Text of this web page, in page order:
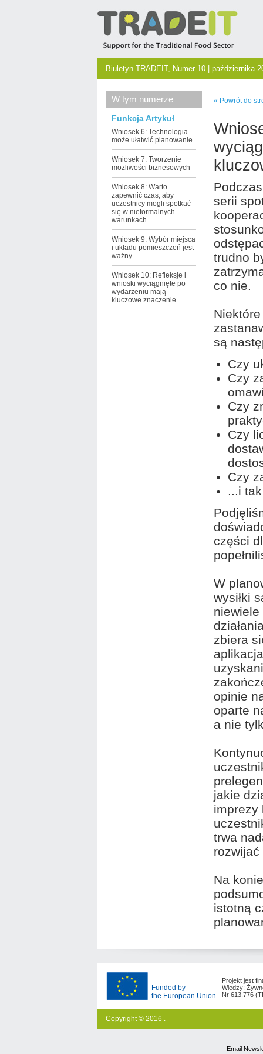
Biuletyn TRADEIT, Numer 10 | października
W tym numerze
Funkcja Artykuł
Wniosek 6: Technologia
może ułatwić planowanie
Wniosek 7: Tworzenie
możliwości biznesowych
Wniosek 8: Warto
zapewnić czas, aby
uczestnicy mogli spotkać
się w nieformalnych
warunkach
Wniosek 9: Wybór miejsca
i układu pomieszczeń jest
ważny
Wniosek 10: Refleksje i
wnioski wyciągnięte po
wydarzeniu mają
kluczowe znaczenie
« Powrót do
serii
trudno
co nie.
są
Czy
Czy
Czy
Czy
Czy
...i
części
W
wysiłki
zbiera
opinie
oparte
a nie
jakie
imprezy
trwa
Na
istotną
Funded by
the European Union
Projekt jest
Wiedzy;
Nr 613.776
Copyright © 2016 .
Email